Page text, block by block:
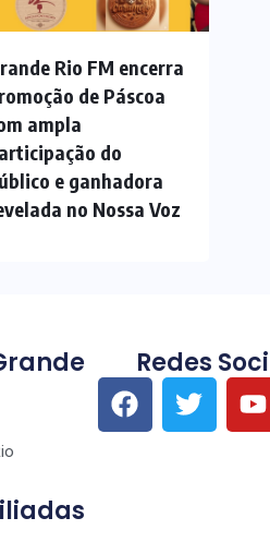
Rio FM encerra
de Páscoa
ampla
do
e ganhadora
no Nossa Voz
Redes